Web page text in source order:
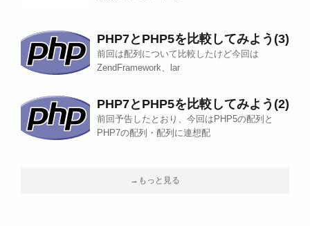
PHP7とPHP5を比較してみよう(3)
前回は配列について比較したけど今回は
ZendFramework、lar
PHP7とPHP5を比較してみよう(2)
前回予告したとおり、今回はPHP5の配列と
PHP7の配列・配列に連想配
→もっと見る